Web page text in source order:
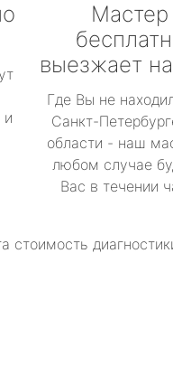
и
Мастер
выезжает
Где Вы не
Санкт-
области - наш
любом случае
Вас в течении
стоимость